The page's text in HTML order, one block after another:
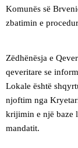
Komunës së
zbatimin e
Zëdhënësja e
qeveritare se
Lokale është
njoftim nga
krijimin e një baze
mandatit.